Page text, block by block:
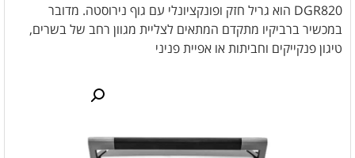
DGR820 הוא גריל חזק ופונקציונלי עם גוף נירוסטה. מדובר
במכשיר ברביקיו מתקדם המתאים לצליית מגוון רחב של בשרים,
טיגון פנקייקים וחביתות או אפיית פניני